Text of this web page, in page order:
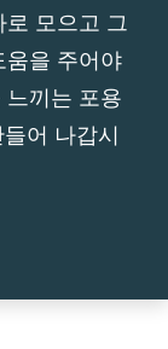
로 모으고 그
움을 주어야
느끼는 포용
어 나갑시